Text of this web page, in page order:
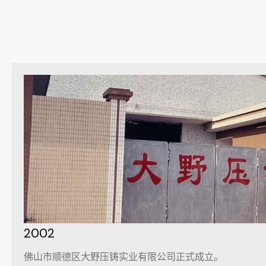
2002
佛山市顺德区大野压铸实业有限公司正式成立。